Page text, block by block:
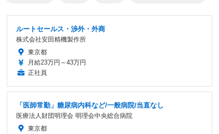
ルートセールス・渉外・外商
株式会社安田精機製作所
東京都
月給23万円～43万円
正社員
「医師常勤」糖尿病内科など/一般病院/当直なし
医療法人財団明理会 明理会中央総合病院
東京都